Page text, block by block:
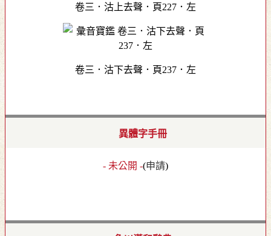
卷三．沽上去聲．頁227．左
卷三．沽下去聲．頁237．左
異體字手冊
- 未公開 -(申請)